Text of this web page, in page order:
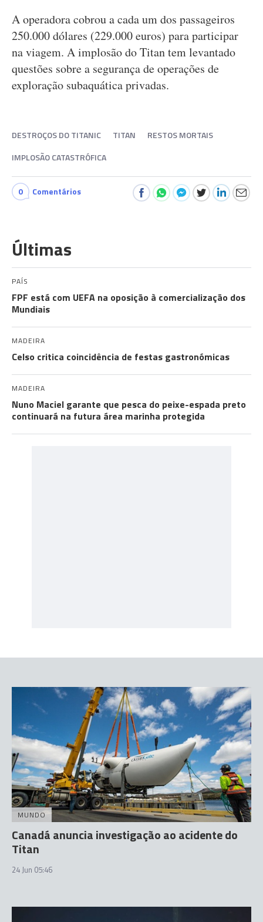
A operadora cobrou a cada um dos passageiros
250.000 dólares (229.000 euros) para participar
na viagem. A implosão do Titan tem levantado
questões sobre a segurança de operações de
exploração subaquática privadas.
DESTROÇOS DO TITANIC TITAN
RESTOS MORTAIS
IMPLOSÃO CATASTRÓFICA
0 Comentários
Últimas
PAÍS
FPF está com UEFA na oposição à comercialização dos
Mundiais
MADEIRA
Celso critica coincidência de festas gastronómicas
MADEIRA
Nuno Maciel garante que pesca do peixe-espada preto
continuará na futura área marinha protegida
MUNDO
Canadá anuncia investigação ao acidente do
Titan
24 Jun 05:46